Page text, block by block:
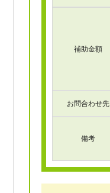
補助金額
お問合わせ先
備考